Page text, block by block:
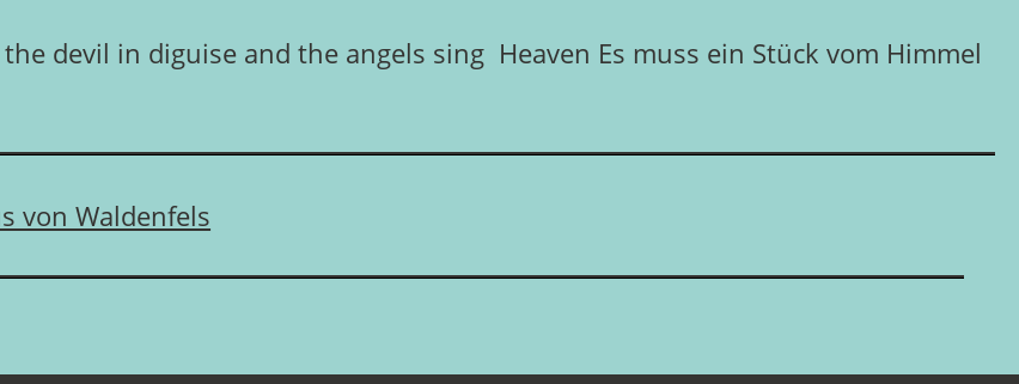
devil in diguise and the angels sing Heaven Es muss ein Stück vom Himmel
von Waldenfels